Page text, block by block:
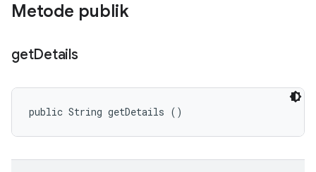
Metode publik
getDetails
public String getDetails ()